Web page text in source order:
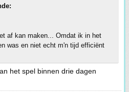
af kan maken... Omdat ik in het
was en niet echt m'n tijd efficiënt
het spel binnen drie dagen